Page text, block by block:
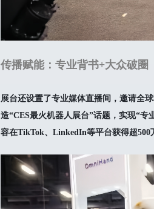
传播赋能：专业背书+大众破圈
展台还设置了专业媒体直播间，邀请全
造“CES最火机器人展台”话题，实现“
容在TikTok、LinkedIn等平台获得超500